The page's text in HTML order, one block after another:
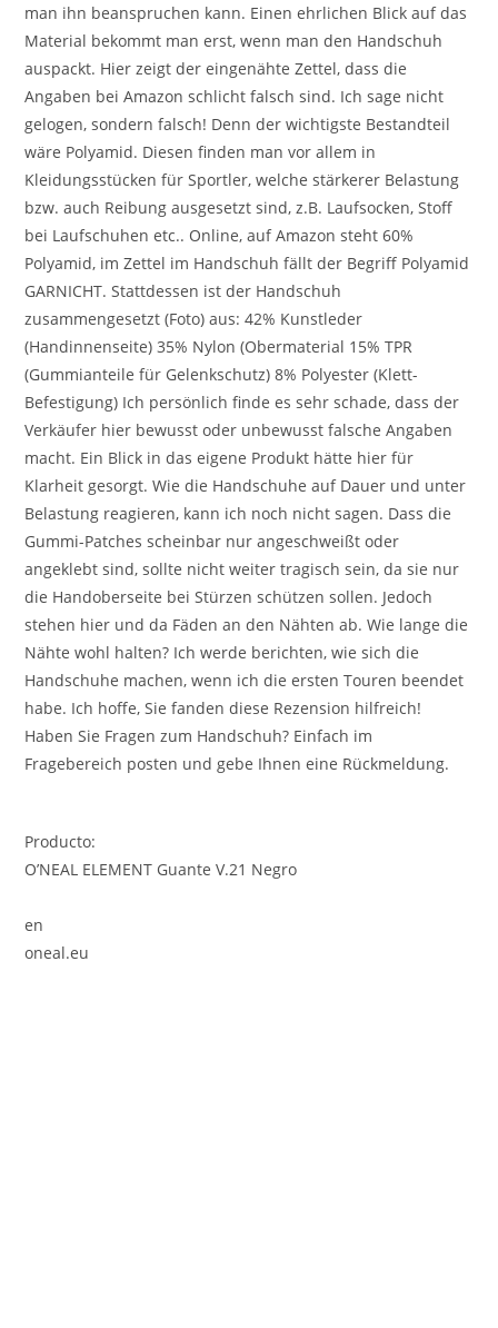
man ihn beanspruchen kann. Einen ehrlichen Blick auf das
Material bekommt man erst, wenn man den Handschuh
auspackt. Hier zeigt der eingenähte Zettel, dass die
Angaben bei Amazon schlicht falsch sind. Ich sage nicht
gelogen, sondern falsch! Denn der wichtigste Bestandteil
wäre Polyamid. Diesen finden man vor allem in
Kleidungsstücken für Sportler, welche stärkerer Belastung
bzw. auch Reibung ausgesetzt sind, z.B. Laufsocken, Stoff
bei Laufschuhen etc.. Online, auf Amazon steht 60%
Polyamid, im Zettel im Handschuh fällt der Begriff Polyamid
GARNICHT. Stattdessen ist der Handschuh
zusammengesetzt (Foto) aus: 42% Kunstleder
(Handinnenseite) 35% Nylon (Obermaterial 15% TPR
(Gummianteile für Gelenkschutz) 8% Polyester (Klett-
Befestigung) Ich persönlich finde es sehr schade, dass der
Verkäufer hier bewusst oder unbewusst falsche Angaben
macht. Ein Blick in das eigene Produkt hätte hier für
Klarheit gesorgt. Wie die Handschuhe auf Dauer und unter
Belastung reagieren, kann ich noch nicht sagen. Dass die
Gummi-Patches scheinbar nur angeschweißt oder
angeklebt sind, sollte nicht weiter tragisch sein, da sie nur
die Handoberseite bei Stürzen schützen sollen. Jedoch
stehen hier und da Fäden an den Nähten ab. Wie lange die
Nähte wohl halten? Ich werde berichten, wie sich die
Handschuhe machen, wenn ich die ersten Touren beendet
habe. Ich hoffe, Sie fanden diese Rezension hilfreich!
Haben Sie Fragen zum Handschuh? Einfach im
Fragebereich posten und gebe Ihnen eine Rückmeldung.
Producto:
O’NEAL ELEMENT Guante V.21 Negro
en
oneal.eu